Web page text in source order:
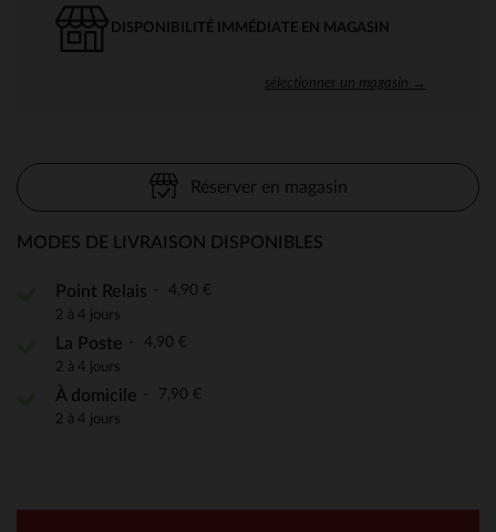
DISPONIBILITÉ IMMÉDIATE EN MAGASIN
sélectionner un magasin →
Réserver en magasin
MODES DE LIVRAISON DISPONIBLES
Point Relais 4,90 €
2 à 4 jours
La Poste 4,90 €
2 à 4 jours
À domicile 7,90 €
2 à 4 jours